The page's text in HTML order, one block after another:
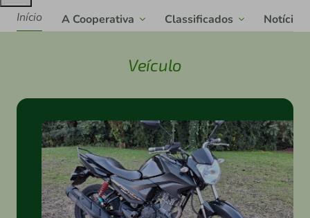
Início A Cooperativa Classificados Notícias
Veículo